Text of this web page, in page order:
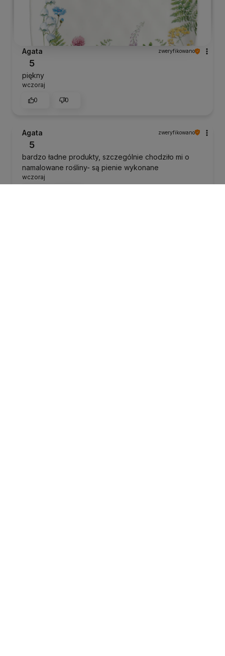
Agata zweryfikowano
5
piękny
wczoraj
0
0
Agata zweryfikowano
5
bardzo ładne produkty, szczególnie chodziło mi o
namalowane rośliny- są pienie wykonane
wczoraj